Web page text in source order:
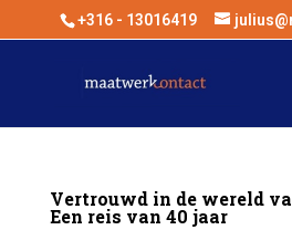
+316 - 13016419
Vertrouwd in de wereld
Een reis van 40 jaar